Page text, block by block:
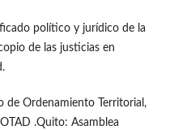
político y jurídico de la
de las justicias en
de Ordenamiento Territorial,
.Quito: Asamblea